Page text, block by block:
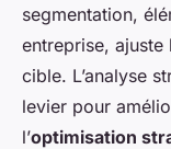
segmentation,
entreprise, ajuste
cible. L’analyse
levier pour
l’optimisation